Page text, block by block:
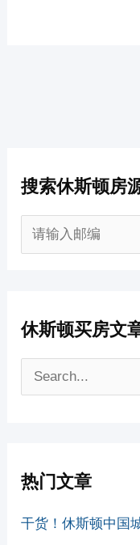
搜索休斯顿房
休斯顿买房文
热门文章
干货！休斯顿中国